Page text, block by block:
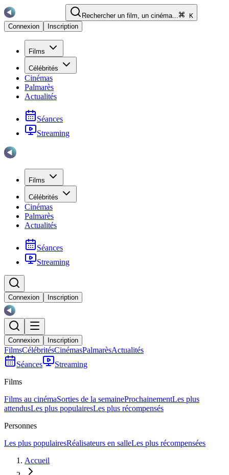
Rechercher un film, un cinéma...
K
Connexion
Inscription
Films
Célébrités
Cinémas
Palmarès
Actualités
Séances
Streaming
Films
Célébrités
Cinémas
Palmarès
Actualités
Séances
Streaming
Connexion Inscription
Connexion Inscription
FilmsCélébritésCinémasPalmarèsActualités
Séances
Streaming
Films
Films au cinémaSorties de la semaineProchainementLes plus
attendusLes plus populairesLes plus récompensés
Personnes
Les plus populairesRéalisateurs en salleLes plus récompensées
Accueil